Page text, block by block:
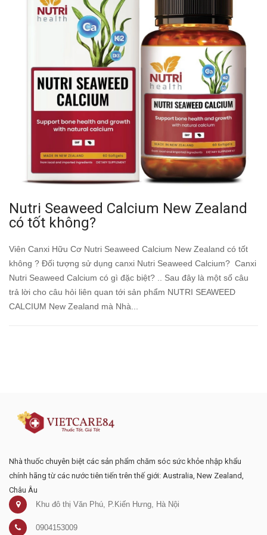
Nutri Seaweed Calcium New Zealand
có tốt không?
Viên Canxi Hữu Cơ Nutri Seaweed Calcium New Zealand có tốt
không ? Đối tượng sử dụng canxi Nutri Seaweed Calcium? Canxi
Nutri Seaweed Calcium có gì đặc biệt? .. Sau đây là một số câu
trả lời cho câu hỏi liên quan tới sản phẩm NUTRI SEAWEED
CALCIUM New Zealand mà Nhà...
Nhà thuốc chuyên biệt các sản phẩm chăm sóc sức khỏe nhập khẩu
chính hãng từ các nước tiên tiến trên thế giới: Australia, New Zealand,
Châu Âu
Khu đô thị Văn Phú, P.Kiến Hưng, Hà Nội
0904153009